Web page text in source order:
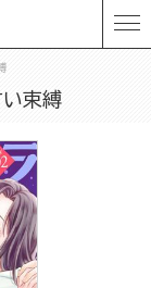
束縛